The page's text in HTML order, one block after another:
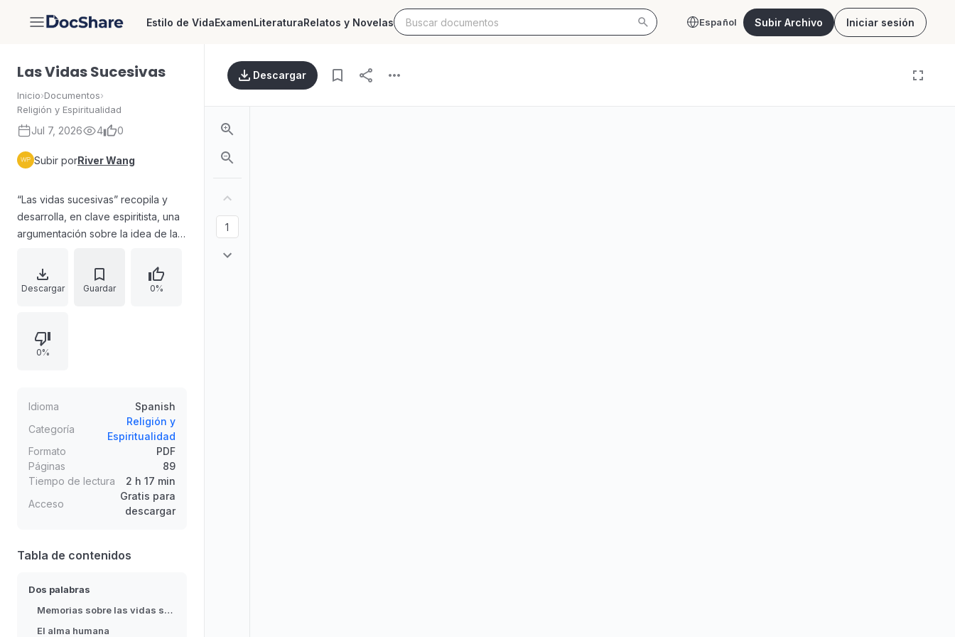
DocShare Estilo de VidaExamenLiteraturaRelatos y Novelas Español Subir Archivo Iniciar sesión
Las Vidas Sucesivas
Inicio›Documentos›
Religión y Espiritualidad
Jul 7, 2026 4 0
Subir porRiver Wang
“Las vidas sucesivas” recopila y
desarrolla, en clave espiritista, una
argumentación sobre la idea de la
de vidas sucesivas. El texto aborda
la situación histórica y filosófica en
positivismo, y propone reforzarlas
con verificaciones. Se enfatiza la
imaginación, para sostener la
Descargar Guardar 0%
0%
Idioma
Spanish
Categoría
Religión y
Espiritualidad
Formato
PDF
Páginas
89
Tiempo de lectura
2 h 17 min
Acceso
Gratis para
descargar
Tabla de contenidos
Dos palabras
Memorias sobre las vidas sucesivas
El alma humana
Descargar